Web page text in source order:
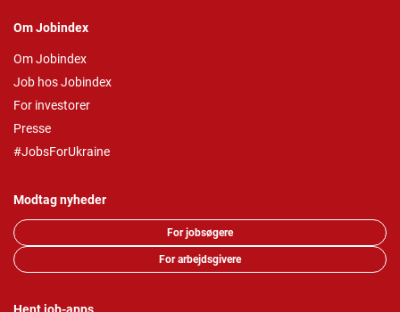
Om Jobindex
Om Jobindex
Job hos Jobindex
For investorer
Presse
#JobsForUkraine
Modtag nyheder
For jobsøgere
For arbejdsgivere